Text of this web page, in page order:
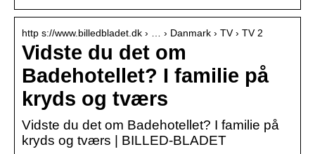
http s://www.billedbladet.dk › … › Danmark › TV › TV 2
Vidste du det om
Badehotellet? I familie på
kryds og tværs
Vidste du det om Badehotellet? I familie på
kryds og tværs | BILLED-BLADET